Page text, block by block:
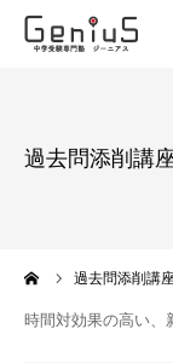
過去問添削講
過去問添削講
時間対効果の高い、
志望校別特訓
模試